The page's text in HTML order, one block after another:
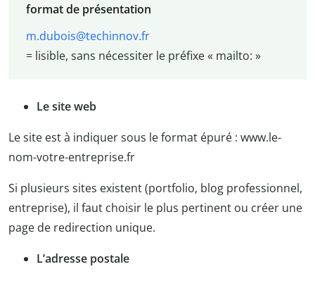
format de présentation
m.dubois@techinnov.fr
= lisible, sans nécessiter le préfixe « mailto: »
Le site web
Le site est à indiquer sous le format épuré : www.le-
nom-votre-entreprise.fr
Si plusieurs sites existent (portfolio, blog professionnel,
entreprise), il faut choisir le plus pertinent ou créer une
page de redirection unique.
L’adresse postale